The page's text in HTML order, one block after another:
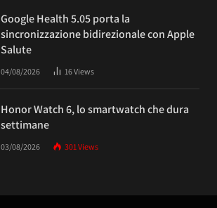
Google Health 5.05 porta la
sincronizzazione bidirezionale con Apple
Salute
04/08/2026 16Views
Honor Watch 6, lo smartwatch che dura
settimane
03/08/2026 301Views